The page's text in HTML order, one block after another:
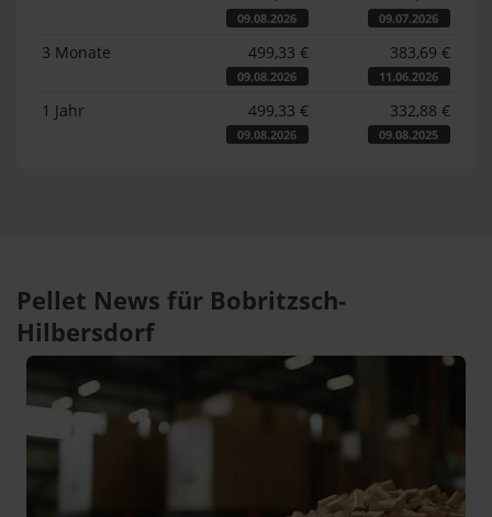
09.08.2026 09.07.2026
3 Monate 499,33 €
09.08.2026
383,69 €
11.06.2026
1 Jahr 499,33 €
09.08.2026
332,88 €
09.08.2025
Pellet News für Bobritzsch-
Hilbersdorf